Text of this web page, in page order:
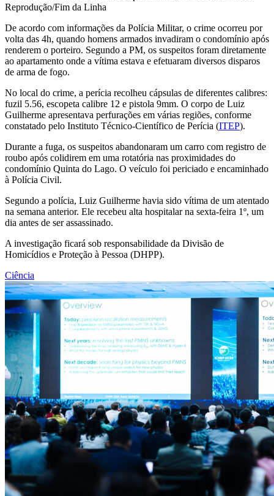
Reprodução/Fim da Linha
De acordo com informações da Polícia Militar, o crime ocorreu por
volta das 4h, quando homens armados invadiram o condomínio após
renderem o porteiro. Segundo a PM, os suspeitos foram diretamente
ao apartamento onde a vítima estava e efetuaram diversos disparos
de arma de fogo.
No local do crime, a perícia recolheu cápsulas de diferentes calibres:
fuzil 5.56, escopeta calibre 12 e pistola 9mm. O corpo de Luiz
Guilherme apresentava perfurações em várias regiões, conforme
constatado pelo Instituto Técnico-Científico de Perícia (ITEP).
Durante a fuga, os suspeitos abandonaram um carro com registro de
roubo após colidirem em uma rotatória nas proximidades do
condomínio Quinta do Lago. O veículo foi periciado e encaminhado
à Polícia Civil.
Segundo a polícia, Luiz Guilherme havia sido vítima de um atentado
na semana anterior. Ele recebeu alta hospitalar na sexta-feira 1º, um
dia antes de ser assassinado.
A investigação ficará sob responsabilidade da Divisão de
Homicídios e Proteção à Pessoa (DHPP).
Ciência